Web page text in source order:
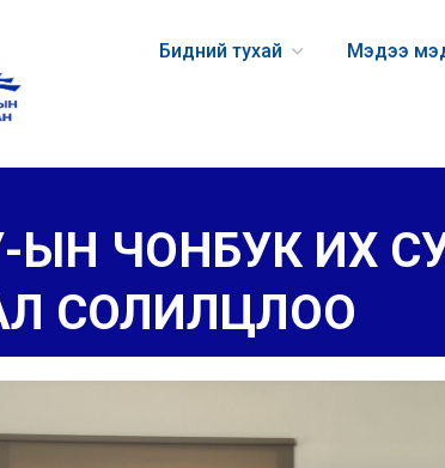
Бидний тухай Мэдээ
ЫН ЧОНБУК ИХ
СОЛИЛЦЛОО